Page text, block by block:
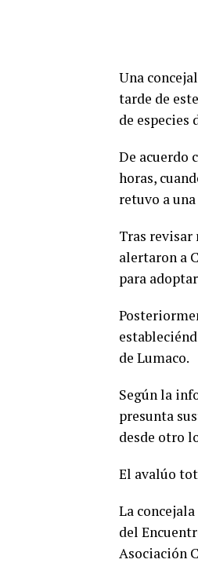
Una
tarde de
de
De acuerdo
horas,
retuvo a
Tras revisar
alertaron a
para
de Lumaco.
Según la
presunta
desde otro
El avalúo
La
del
Asociación